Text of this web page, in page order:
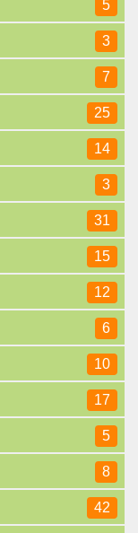
5
3
7
25
14
3
31
15
12
6
10
17
5
8
42